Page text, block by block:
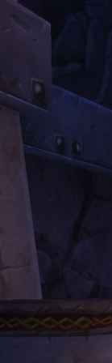
BEE 2. ЧАСТЬ 4: